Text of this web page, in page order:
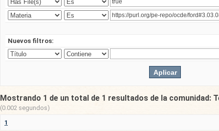
Nuevos filtros:
Mostrando 1 de un total de 1 resultados de la comunidad:
(0.002 segundos)
1